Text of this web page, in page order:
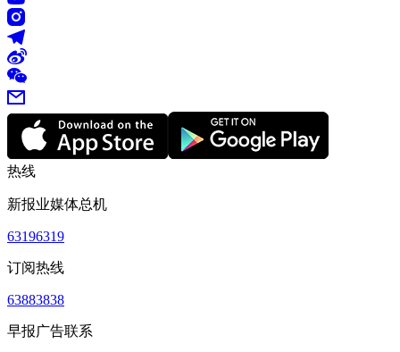
热线
新报业媒体总机
63196319
订阅热线
63883838
早报广告联系